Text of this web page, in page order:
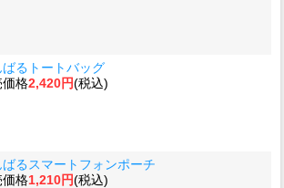
ばるトートバッグ
価格2,420円(税込)
るスマートフォンポーチ
価格1,210円(税込)